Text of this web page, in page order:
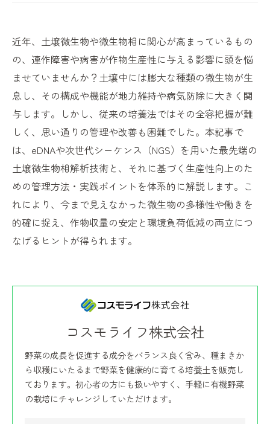
近年、土壌微生物や微生物相に関心が高まっているもの
の、連作障害や病害が作物生産性に与える影響に頭を悩
ませていませんか？土壌中には膨大な種類の微生物が生
息し、その構成や機能が地力維持や病気防除に大きく関
与します。しかし、従来の培養法ではその全容把握が難
しく、思い通りの管理や改善も困難でした。本記事で
は、eDNAや次世代シーケンス（NGS）を用いた最先端の
土壌微生物相解析技術と、それに基づく生産性向上のた
めの管理方法・実践ポイントを体系的に解説します。こ
れにより、今まで見えなかった微生物の多様性や働きを
的確に捉え、作物収量の安定と環境負荷低減の両立につ
なげるヒントが得られます。
コスモライフ株式会社
野菜の成長を促進する成分をバランス良く含み、種まきか
ら収穫にいたるまで野菜を健康的に育てる培養土を販売し
ております。初心者の方にも扱いやすく、手軽に有機野菜
の栽培にチャレンジしていただけます。